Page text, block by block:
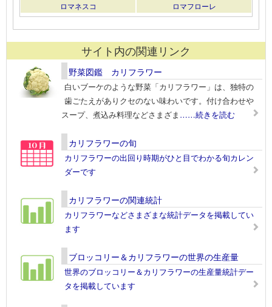
ロマネスコ
ロマフローレ
サイト内の関連リンク
野菜図鑑 カリフラワー
白いブーケのような野菜「カリフラワー」は、独特の
歯ごたえがありクセのない味わいです。付け合わせや
スープ、煮込み料理などさまざま ……続きを読む
カリフラワーの旬
カリフラワーの出回り時期がひと目でわかる旬カレン
ダーです
カリフラワーの関連統計
カリフラワーなどさまざまな統計データを掲載してい
ます
ブロッコリー＆カリフラワーの世界の生産量
世界のブロッコリー＆カリフラワーの生産量統計デー
タを掲載しています